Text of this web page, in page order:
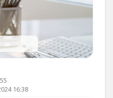
16:38